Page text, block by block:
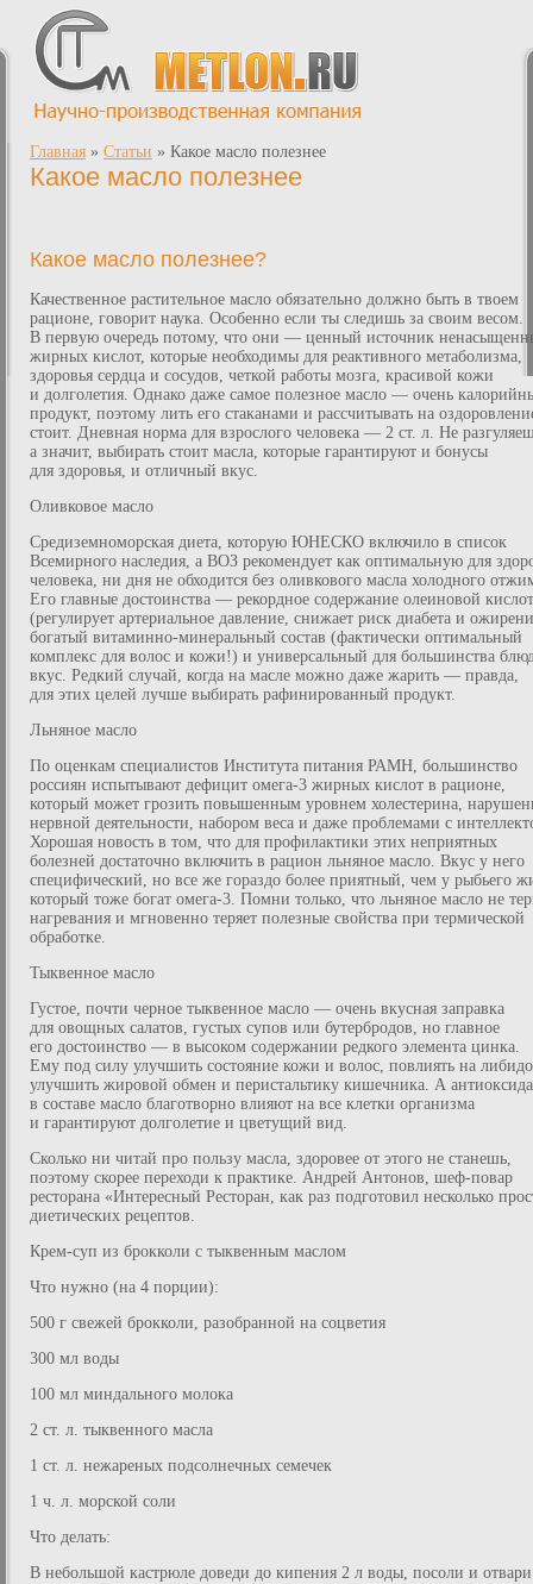
Главная » Статьи » Какое масло полезнее
Какое масло полезнее
Какое масло полезнее?
Качественное растительное масло обязательно должно быть в твоем
рационе, говорит наука. Особенно если ты следишь за своим весом.
В первую очередь потому, что они — ценный источник
жирных кислот, которые необходимы для реактивного метаболизма,
здоровья сердца и сосудов, четкой работы мозга, красивой кожи
и долголетия. Однако даже самое полезное масло — очень
продукт, поэтому лить его стаканами и рассчитывать на
стоит. Дневная норма для взрослого человека — 2 ст. л. Не
а значит, выбирать стоит масла, которые гарантируют и бонусы
для здоровья, и отличный вкус.
Оливковое масло
Средиземноморская диета, которую ЮНЕСКО включило в список
Всемирного наследия, а ВОЗ рекомендует как оптимальную для
человека, ни дня не обходится без оливкового масла холодного
Его главные достоинства — рекордное содержание олеиновой
(регулирует артериальное давление, снижает риск диабета и
богатый витаминно-минеральный состав (фактически оптимальный
комплекс для волос и кожи!) и универсальный для большинства
вкус. Редкий случай, когда на масле можно даже жарить — правда,
для этих целей лучше выбирать рафинированный продукт.
Льняное масло
По оценкам специалистов Института питания РАМН, большинство
россиян испытывают дефицит омега-3 жирных кислот в рационе,
который может грозить повышенным уровнем холестерина,
нервной деятельности, набором веса и даже проблемами с
Хорошая новость в том, что для профилактики этих неприятных
болезней достаточно включить в рацион льняное масло. Вкус у него
специфический, но все же гораздо более приятный, чем у рыбьего
который тоже богат омега-3. Помни только, что льняное масло не
нагревания и мгновенно теряет полезные свойства при термической
обработке.
Тыквенное масло
Густое, почти черное тыквенное масло — очень вкусная заправка
для овощных салатов, густых супов или бутербродов, но главное
его достоинство — в высоком содержании редкого элемента цинка.
Ему под силу улучшить состояние кожи и волос, повлиять на
улучшить жировой обмен и перистальтику кишечника. А
в составе масло благотворно влияют на все клетки организма
и гарантируют долголетие и цветущий вид.
Сколько ни читай про пользу масла, здоровее от этого не станешь,
поэтому скорее переходи к практике. Андрей Антонов, шеф-повар
ресторана «Интересный Ресторан, как раз подготовил несколько
диетических рецептов.
Крем-суп из брокколи с тыквенным маслом
Что нужно (на 4 порции):
500 г свежей брокколи, разобранной на соцветия
300 мл воды
100 мл миндального молока
2 ст. л. тыквенного масла
1 ст. л. нежареных подсолнечных семечек
1 ч. л. морской соли
Что делать:
В небольшой кастрюле доведи до кипения 2 л воды, посоли и отвари